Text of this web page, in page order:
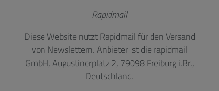
Rapidmail
Diese Website nutzt Rapidmail für den Versand
von Newslettern. Anbieter ist die rapidmail
GmbH, Augustinerplatz 2, 79098 Freiburg i.Br.,
Deutschland.